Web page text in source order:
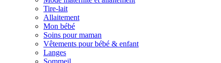
Tire-lait
Allaitement
Mon bébé
Soins pour maman
Vêtements pour bébé & enfant
Langes
Sommeil